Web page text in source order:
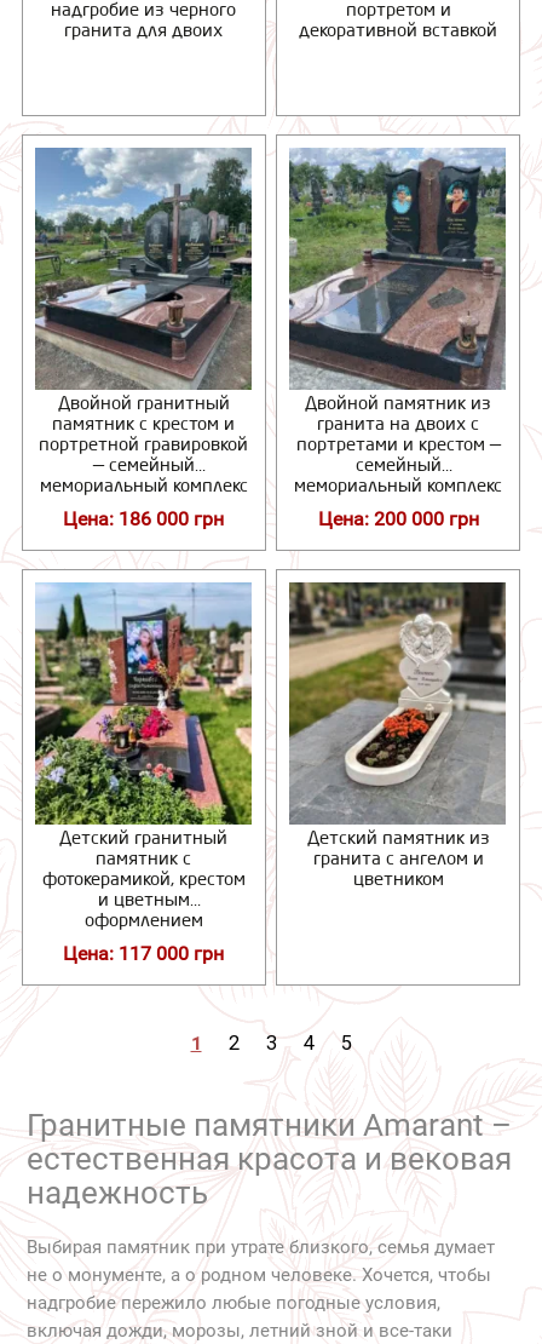
надгробие из черного
гранита для двоих
портретом и
декоративной вставкой
Двойной гранитный
памятник с крестом и
портретной гравировкой
— семейный
мемориальный комплекс
Цена: 186 000 грн
Двойной памятник из
гранита на двоих с
портретами и крестом —
семейный
мемориальный комплекс
Цена: 200 000 грн
Детский гранитный
памятник с
фотокерамикой, крестом
и цветным
оформлением
Цена: 117 000 грн
Детский памятник из
гранита с ангелом и
цветником
1 2 3 4 5
Гранитные памятники Amarant –
естественная красота и вековая
надежность
Выбирая памятник при утрате близкого, семья думает
не о монументе, а о родном человеке. Хочется, чтобы
надгробие пережило любые погодные условия,
включая дожди, морозы, летний зной и все-таки